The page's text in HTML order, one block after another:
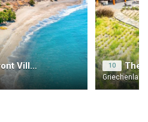
The Dunes Beachfront Villa Crete 10
Griechenland